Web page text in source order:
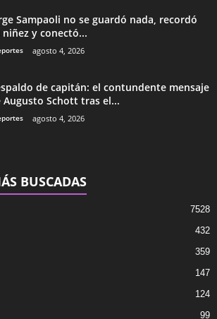
Sampaoli no se guardó nada, recordó
niñez y conectó...
agosto 4, 2026
de capitán: el contundente mensaje
Augusto Schott tras el...
agosto 4, 2026
BUSCADAS
7528
432
359
147
124
99